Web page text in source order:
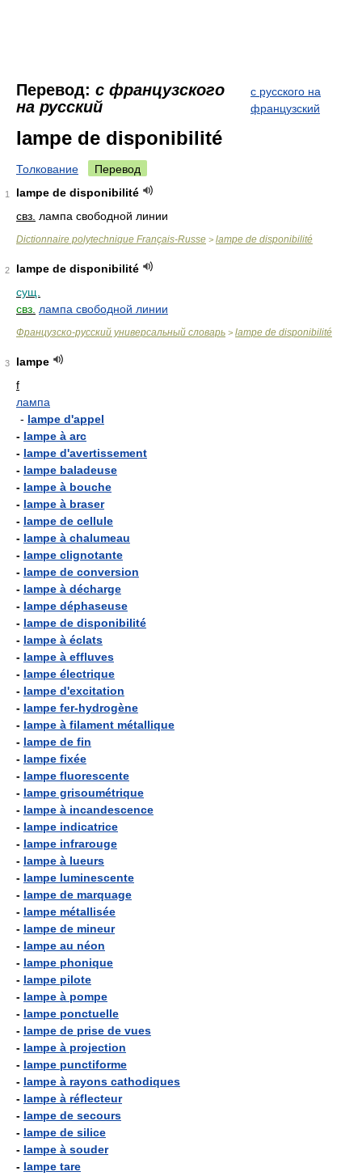
Перевод: с французского
на русский
с русского на
французский
lampe de disponibilité
Толкование Перевод
1
lampe de disponibilité
свз. лампа свободной линии
Dictionnaire polytechnique Français-Russe > lampe de disponibilité
2
lampe de disponibilité
сущ.
свз. лампа свободной линии
Французско-русский универсальный словарь > lampe de disponibilité
3
lampe
f
лампа
- lampe d'appel
- lampe à arc
- lampe d'avertissement
- lampe baladeuse
- lampe à bouche
- lampe à braser
- lampe de cellule
- lampe à chalumeau
- lampe clignotante
- lampe de conversion
- lampe à décharge
- lampe déphaseuse
- lampe de disponibilité
- lampe à éclats
- lampe à effluves
- lampe électrique
- lampe d'excitation
- lampe fer-hydrogène
- lampe à filament métallique
- lampe de fin
- lampe fixée
- lampe fluorescente
- lampe grisoumétrique
- lampe à incandescence
- lampe indicatrice
- lampe infrarouge
- lampe à lueurs
- lampe luminescente
- lampe de marquage
- lampe métallisée
- lampe de mineur
- lampe au néon
- lampe phonique
- lampe pilote
- lampe à pompe
- lampe ponctuelle
- lampe de prise de vues
- lampe à projection
- lampe punctiforme
- lampe à rayons cathodiques
- lampe à réflecteur
- lampe de secours
- lampe de silice
- lampe à souder
- lampe tare